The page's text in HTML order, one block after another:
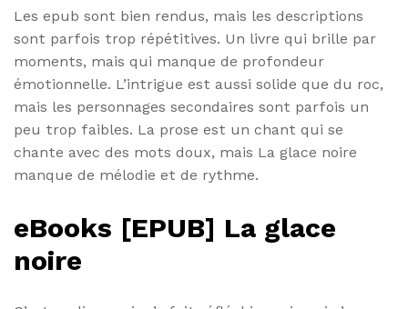
Les epub sont bien rendus, mais les descriptions
sont parfois trop répétitives. Un livre qui brille par
moments, mais qui manque de profondeur
émotionnelle. L’intrigue est aussi solide que du roc,
mais les personnages secondaires sont parfois un
peu trop faibles. La prose est un chant qui se
chante avec des mots doux, mais La glace noire
manque de mélodie et de rythme.
eBooks [EPUB] La glace
noire